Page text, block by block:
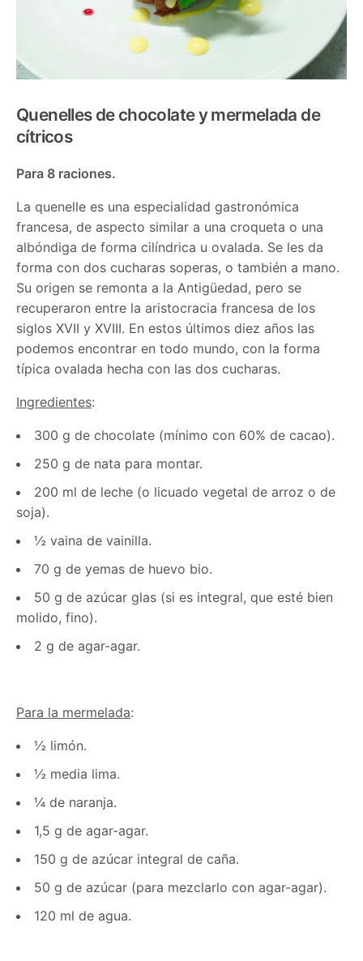
Quenelles de chocolate y mermelada de
cítricos
Para 8 raciones.
La quenelle es una especialidad gastronómica
francesa, de aspecto similar a una croqueta o una
albóndiga de forma cilíndrica u ovalada. Se les da
forma con dos cucharas soperas, o también a mano.
Su origen se remonta a la Antigüedad, pero se
recuperaron entre la aristocracia francesa de los
siglos XVII y XVIII. En estos últimos diez años las
podemos encontrar en todo mundo, con la forma
típica ovalada hecha con las dos cucharas.
Ingredientes:
300 g de chocolate (mínimo con 60% de cacao).
250 g de nata para montar.
200 ml de leche (o licuado vegetal de arroz o de
soja).
½ vaina de vainilla.
70 g de yemas de huevo bio.
50 g de azúcar glas (si es integral, que esté bien
molido, fino).
2 g de agar-agar.
Para la mermelada:
½ limón.
½ media lima.
¼ de naranja.
1,5 g de agar-agar.
150 g de azúcar integral de caña.
50 g de azúcar (para mezclarlo con agar-agar).
120 ml de agua.